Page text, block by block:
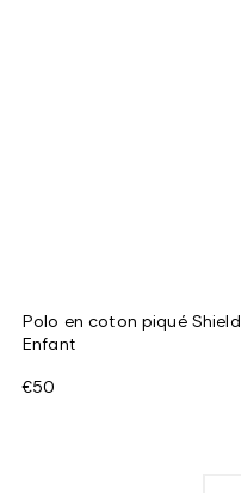
Polo en coton piqué Shield
Enfant
€50